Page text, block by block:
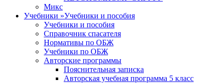
Микс
Учебники »Учебники и пособия
Учебники и пособия
Справочник спасателя
Нормативы по ОБЖ
Учебники по ОБЖ
Авторские программы
Пояснительная записка
Авторская учебная программа 5 класс